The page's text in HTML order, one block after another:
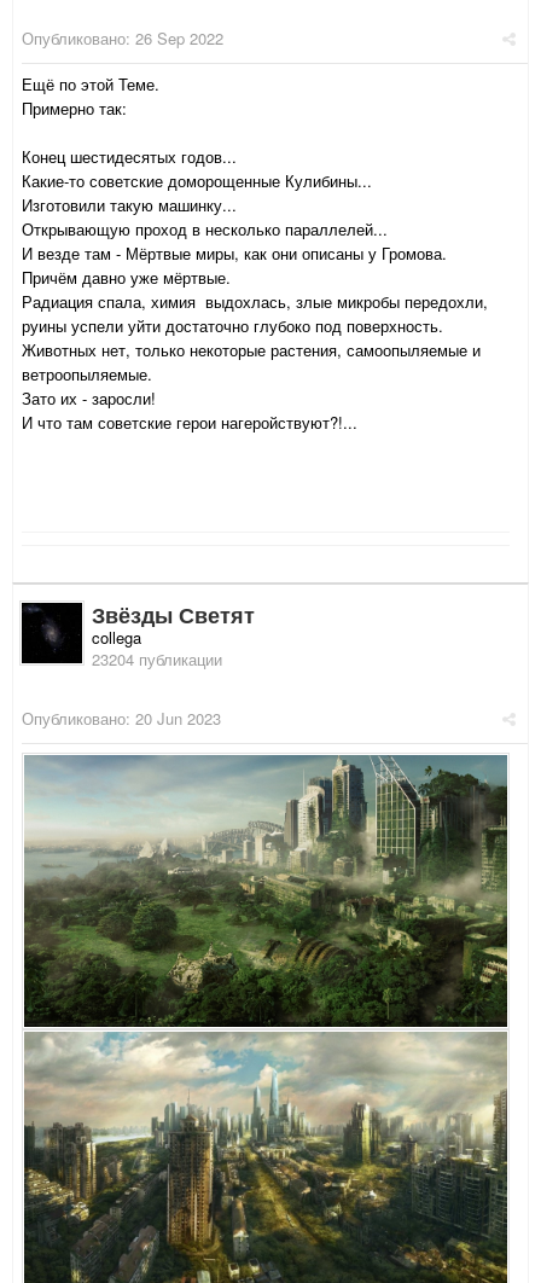
Опубликовано: 26 Sep 2022
Ещё по этой Теме.
Примерно так:
Конец шестидесятых годов...
Какие-то советские доморощенные Кулибины...
Изготовили такую машинку...
Открывающую проход в несколько параллелей...
И везде там - Мёртвые миры, как они описаны у Громова.
Причём давно уже мёртвые.
Радиация спала, химия выдохлась, злые микробы передохли,
руины успели уйти достаточно глубоко под поверхность.
Животных нет, только некоторые растения, самоопыляемые и
ветроопыляемые.
Зато их - заросли!
И что там советские герои нагеройствуют?!...
Звёзды Светят
collega
23204 публикации
Опубликовано: 20 Jun 2023